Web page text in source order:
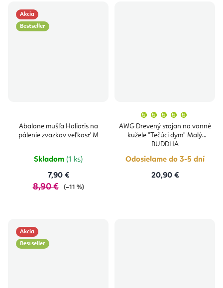
Akcia
Bestseller
Abalone mušľa Haliotis na
pálenie zväzkov veľkosť M
Skladom (1 ks)
7,90 €
8,90 € (–11 %)
AWG Drevený stojan na vonné
kužele "Tečúci dym" Malý
BUDDHA
produktu
je
5,0
Odosielame do 3-5 dní
20,90 €
Akcia
Bestseller